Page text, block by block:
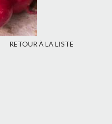
RETOUR À LA LISTE